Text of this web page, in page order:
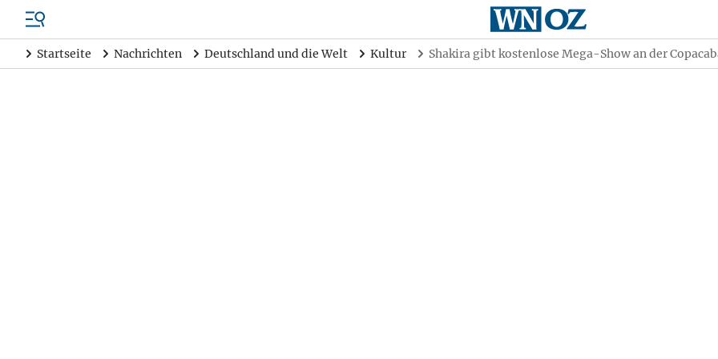
Startseite Nachrichten Deutschland und die Welt Kultur Shakira gibt kostenlose Mega-Show an der